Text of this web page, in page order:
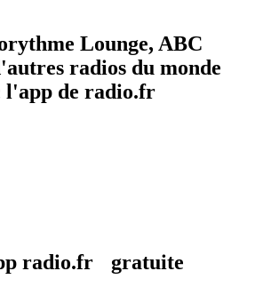
Lounge, ABC
radios du monde
l'app de radio.fr
radio.fr gratuite